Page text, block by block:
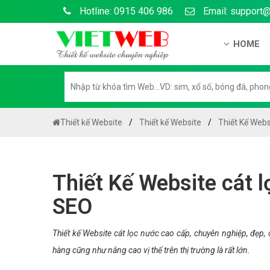
Hotline: 0915 406 986 Email:
HOME
Hướng
Chính
Chính
Thiết kế Website Thiết kế Website Thiết Kế
Thiết Kế Website cát
SEO
Thiết kế Website cát lọc nước cao cấp, chuyên nghiệp,
hàng cũng như nâng cao vị thế trên thị trường là rất lớn.